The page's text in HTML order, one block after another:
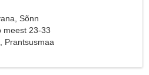
Sõnn
meest 23-33
Prantsusmaa